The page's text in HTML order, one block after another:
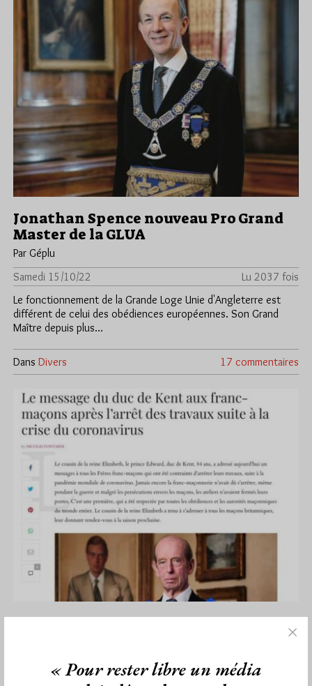
Jonathan Spence nouveau Pro Grand
Master de la GLUA
Par Géplu
Samedi 15/10/22
Lu 2037 fois
Le fonctionnement de la Grande Loge Unie d'Angleterre est
différent de celui des obédiences européennes. Son Grand
Maître depuis plus…
Dans Divers 17 commentaires
Le message du GM de la GLUA sur le
Mercredi 26/08/20
« Pour rester libre un média